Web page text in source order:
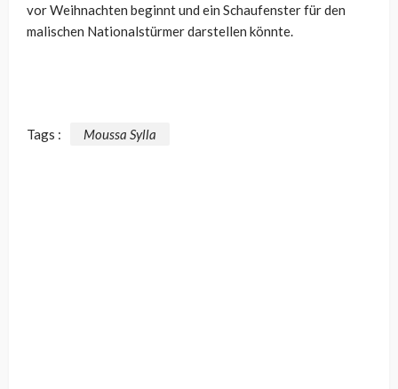
vor Weihnachten beginnt und ein Schaufenster für den
malischen Nationalstürmer darstellen könnte.
Tags : Moussa Sylla